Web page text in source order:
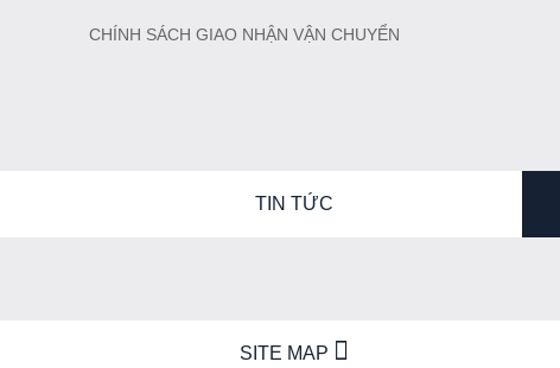
CHÍNH SÁCH GIAO NHẬN VẬN CHUYỂN
TIN TỨC
SITE MAP